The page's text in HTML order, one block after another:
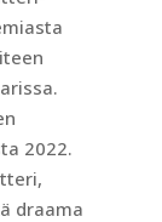
2022.
draama